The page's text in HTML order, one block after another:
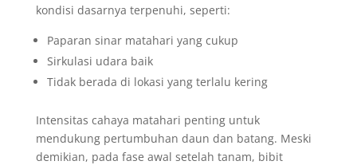
kondisi dasarnya terpenuhi, seperti:
Paparan sinar matahari yang cukup
Sirkulasi udara baik
Tidak berada di lokasi yang terlalu kering
Intensitas cahaya matahari penting untuk
mendukung pertumbuhan daun dan batang. Meski
demikian, pada fase awal setelah tanam, bibit